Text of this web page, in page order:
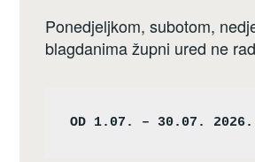
Ponedjeljkom, subotom,
blagdanima župni ured ne
OD 1.07. – 30.07. 2026.